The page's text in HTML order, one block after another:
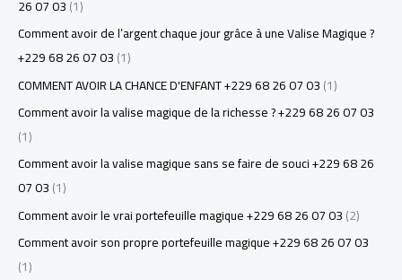
26 07 03(1)
Comment avoir de l’argent chaque jour grâce à une Valise Magique ?
+229 68 26 07 03(1)
COMMENT AVOIR LA CHANCE D'ENFANT +229 68 26 07 03(1)
Comment avoir la valise magique de la richesse ? +229 68 26 07 03
(1)
Comment avoir la valise magique sans se faire de souci +229 68 26
07 03(1)
Comment avoir le vrai portefeuille magique +229 68 26 07 03(2)
Comment avoir son propre portefeuille magique +229 68 26 07 03
(1)